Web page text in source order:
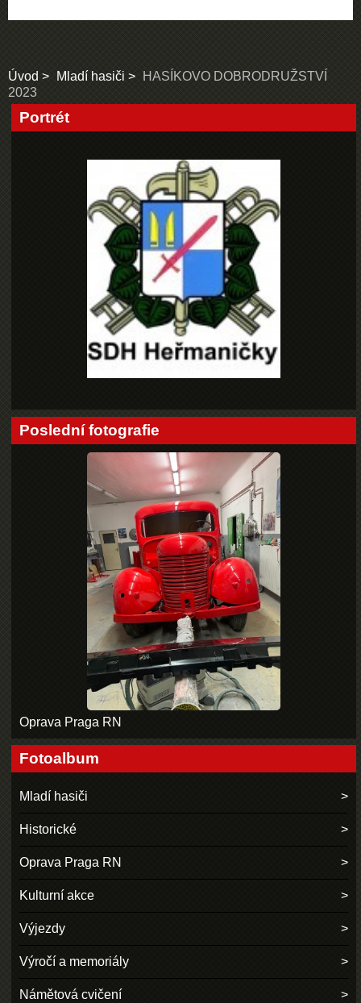
Úvod Mladí hasiči
HASÍKOVO DOBRODRUŽSTVÍ
2023
Portrét
Poslední fotografie
Oprava Praga RN
Fotoalbum
Mladí hasiči
Historické
Oprava Praga RN
Kulturní akce
Výjezdy
Výročí a memoriály
Námětová cvičení